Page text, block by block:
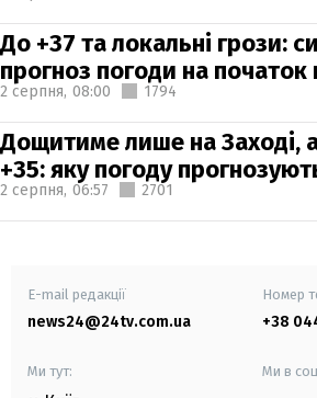
До +37 та локальні грози:
прогноз погоди на
2 серпня, 08:00 1794
Дощитиме лише на Заході,
+35: яку погоду
2 серпня, 06:57 2701
E-mail редакції
news24@24tv.com.ua
Номер
+38
Ми тут: Ми в